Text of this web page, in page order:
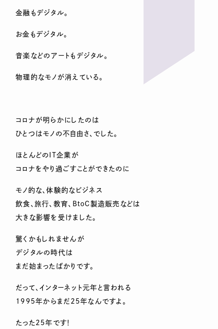
金融もデジタル。
お金もデジタル。
音楽などのアートもデジタル。
物理的なモノが消えている。
コロナが明らかにしたのは
ひとつはモノの不自由さ、でした。
ほとんどのＩＴ企業が
コロナをやり過ごすことができたのに
モノ的な、体験的なビジネス
飲食、旅行、教育、BtoC製造販売などは
大きな影響を受けました。
驚くかもしれませんが
デジタルの時代は
まだ始まったばかりです。
だって、インターネット元年と言われる
1995年からまだ25年なんですよ。
たった25年です！